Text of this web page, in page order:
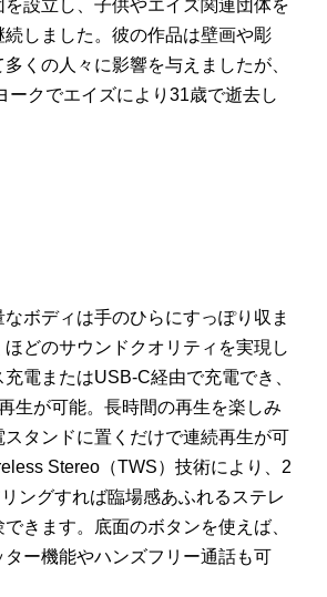
を設立し、子供やエイズ関連団体を
しました。彼の作品は壁画や彫
くの人々に影響を与えましたが、
ークでエイズにより 31歳で逝去し
ボディは手のひらにすっぽり収ま
ほどのサウンドクオリティを実現し
充電またはUSB-C経由で充電でき、
生が可能。長時間の再生を楽しみ
スタンドに置くだけで連続再生が可
Stereo （TWS）技術により、 2
ングすれば臨場感あふれるステレ
きます。底面のボタンを使えば、
ター機能やハンズフリー通話も可